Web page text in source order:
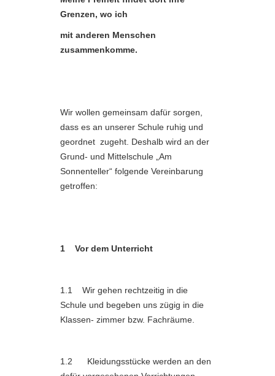
Grenzen, wo ich
mit anderen Menschen
zusammenkomme.
Wir wollen gemeinsam dafür sorgen,
dass es an unserer Schule ruhig und
geordnet zugeht. Deshalb wird an der
Grund- und Mittelschule „Am
Sonnenteller“ folgende Vereinbarung
getroffen:
1 Vor dem Unterricht
1.1 Wir gehen rechtzeitig in die
Schule und begeben uns zügig in die
Klassen- zimmer bzw. Fachräume.
1.2 Kleidungsstücke werden an den